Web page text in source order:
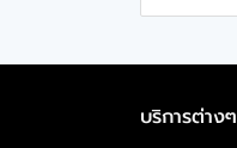
บริการต่างๆ